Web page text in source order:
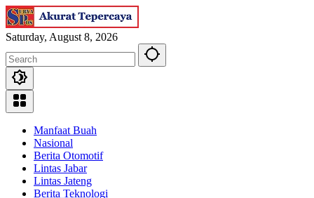
Skip
to
content
Saturday, August 8, 2026
Manfaat Buah
Nasional
Berita Otomotif
Lintas Jabar
Lintas Jateng
Berita Teknologi